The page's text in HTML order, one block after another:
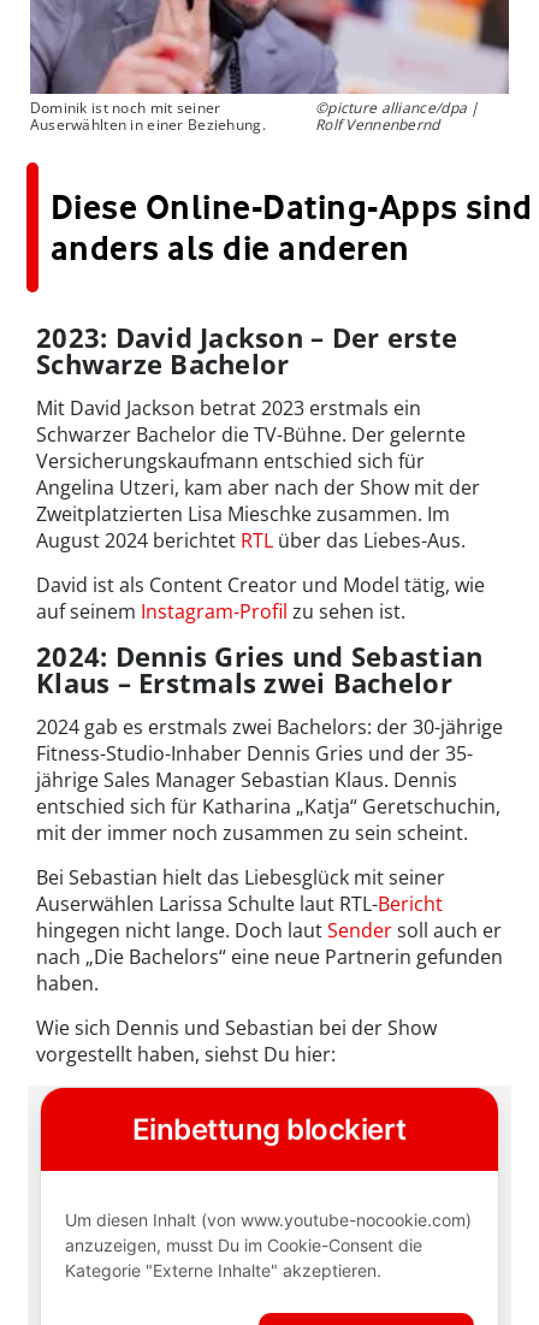
Dominik ist noch mit seiner
Auserwählten in einer Beziehung.
©picture alliance/dpa |
Rolf Vennenbernd
Diese Online-Dating-Apps sind
anders als die anderen
2023: David Jackson – Der erste
Schwarze Bachelor
Mit David Jackson betrat 2023 erstmals ein
Schwarzer Bachelor die TV-Bühne. Der gelernte
Versicherungskaufmann entschied sich für
Angelina Utzeri, kam aber nach der Show mit der
Zweitplatzierten Lisa Mieschke zusammen. Im
August 2024 berichtet RTL über das Liebes-Aus.
David ist als Content Creator und Model tätig, wie
auf seinem Instagram-Profil zu sehen ist.
2024: Dennis Gries und Sebastian
Klaus – Erstmals zwei Bachelor
2024 gab es erstmals zwei Bachelors: der 30-jährige
Fitness-Studio-Inhaber Dennis Gries und der 35-
jährige Sales Manager Sebastian Klaus. Dennis
entschied sich für Katharina „Katja“ Geretschuchin,
mit der immer noch zusammen zu sein scheint.
Bei Sebastian hielt das Liebesglück mit seiner
Auserwählen Larissa Schulte laut RTL-Bericht
hingegen nicht lange. Doch lautSendersoll auch er
nach „Die Bachelors“ eine neue Partnerin gefunden
haben.
Wie sich Dennis und Sebastian bei der Show
vorgestellt haben, siehst Du hier: